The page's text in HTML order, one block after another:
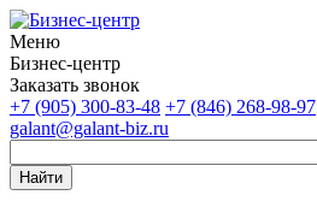
Меню
Бизнес-центр
Заказать звонок
+7 (905) 300-83-48 +7 (846) 268-98-97
galant@galant-biz.ru
Найти